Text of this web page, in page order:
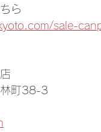
ら
sale-
林町38-3